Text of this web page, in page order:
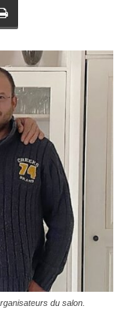
du salon.